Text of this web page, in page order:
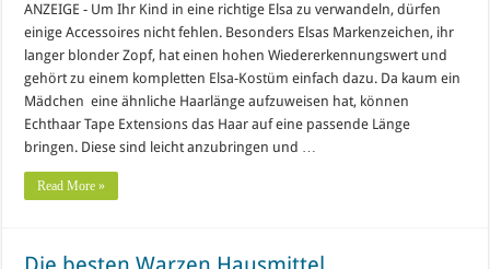
ANZEIGE - Um Ihr Kind in eine richtige Elsa zu verwandeln, dürfen
einige Accessoires nicht fehlen. Besonders Elsas Markenzeichen, ihr
langer blonder Zopf, hat einen hohen Wiedererkennungswert und
gehört zu einem kompletten Elsa-Kostüm einfach dazu. Da kaum ein
Mädchen eine ähnliche Haarlänge aufzuweisen hat, können
Echthaar Tape Extensions das Haar auf eine passende Länge
bringen. Diese sind leicht anzubringen und …
Read More »